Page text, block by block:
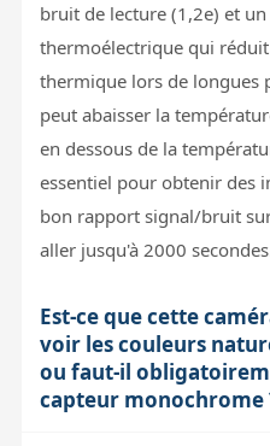
bruit de lecture (1,2e) et
thermoélectrique qui
thermique lors de longues
peut abaisser la
en dessous de la
essentiel pour obtenir des
bon rapport signal/bruit
aller jusqu'à 2000
Est-ce que cette
voir les couleurs
ou faut-il
capteur monochrome